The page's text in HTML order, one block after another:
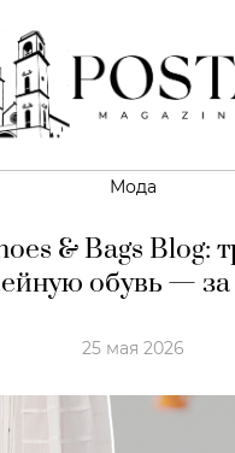
Мода
& Bags Blog:
обувь — за
25 мая 2026